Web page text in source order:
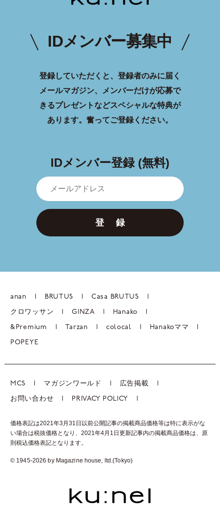
IDメンバー募集中
登録していただくと、登録者のみに届く
メールマガジン、メンバーだけが応募で
きるプレゼントなどスペシャルな特典が
あります。 奮ってご登録ください。
IDメンバー登録 (無料)
登 録
anan BRUTUS Casa BRUTUS
クロワッサン GINZA Hanako
&Premium Tarzan colocal Hanakoママ
POPEYE
MCS マガジンワールド 広告掲載
お問い合わせ PRIVACY POLICY
価格表記は2021年3月31日以前公開記事の掲載商品価格等は特に表示がな
い場合は税抜価格となり、2021年4月1日更新記事内の掲載商品価格は、 原
則税込価格表記となります。
© 1945-2026 by Magazine house, ltd.(Tokyo)